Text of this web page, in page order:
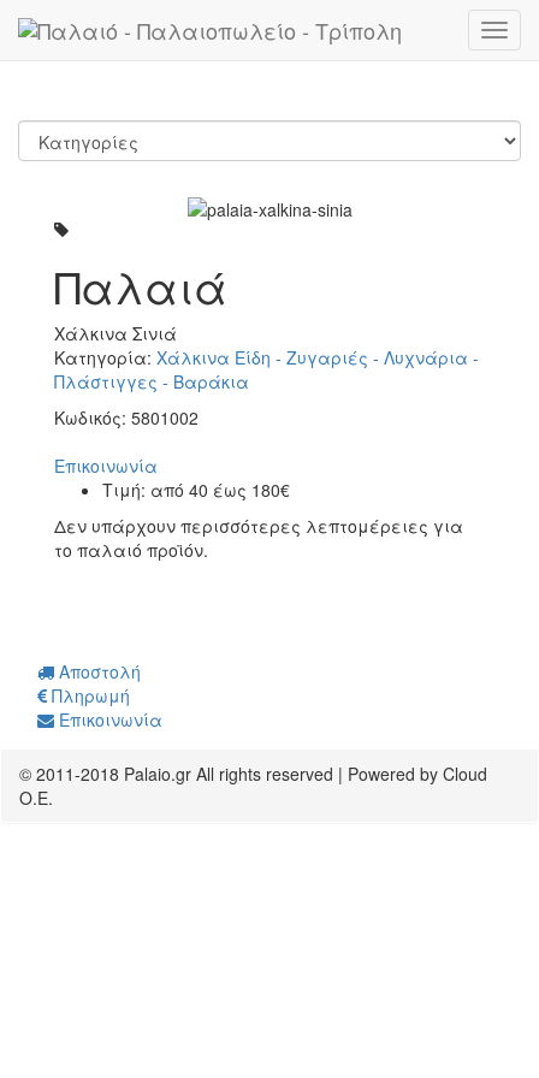
Παλαιά
Χάλκινα Σινιά
Κατηγορία: Χάλκινα Είδη - Ζυγαριές - Λυχνάρια -
Πλάστιγγες - Βαράκια
Κωδικός: 5801002
Επικοινωνία
Τιμή: από 40 έως 180€
Δεν υπάρχουν περισσότερες λεπτομέρειες για
το παλαιό προϊόν.
Αποστολή
Πληρωμή
Επικοινωνία
© 2011-2018 Palaio.gr All rights reserved | Powered by Cloud
O.E.